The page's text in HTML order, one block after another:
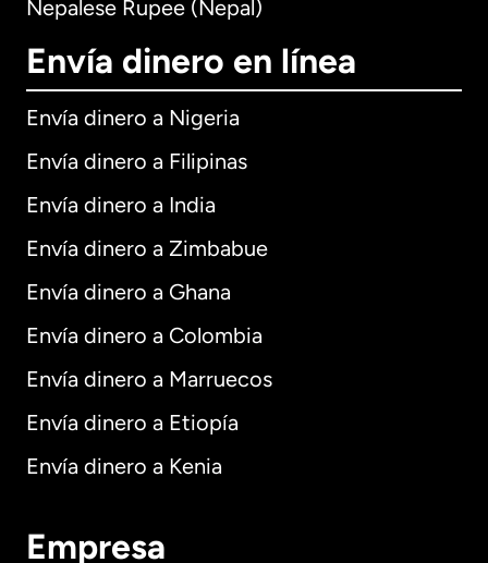
Nepalese Rupee (Nepal)
Envía dinero en línea
Envía dinero a Nigeria
Envía dinero a Filipinas
Envía dinero a India
Envía dinero a Zimbabue
Envía dinero a Ghana
Envía dinero a Colombia
Envía dinero a Marruecos
Envía dinero a Etiopía
Envía dinero a Kenia
Empresa